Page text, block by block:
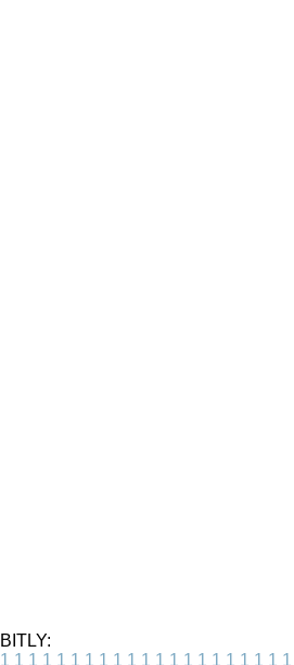
BITLY:
1 1 1 1 1 1 1 1 1 1 1 1 1 1 1 1 1 1 1 1 1